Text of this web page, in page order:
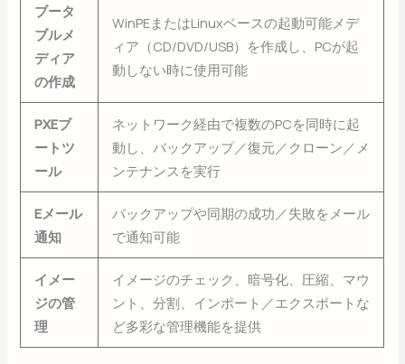
ブータ
ブルメ
ディア
の作成
WinPEまたはLinuxベースの起動可能メデ
ィア（CD/DVD/USB）を作成し、PCが起
動しない時に使用可能
PXEブ
ートツ
ール
ネットワーク経由で複数のPCを同時に起
動し、バックアップ／復元／クローン／メ
ンテナンスを実行
Eメール
通知
バックアップや同期の成功／失敗をメール
で通知可能
イメー
ジの管
理
イメージのチェック、暗号化、圧縮、マウ
ント、分割、インポート／エクスポートな
ど多彩な管理機能を提供